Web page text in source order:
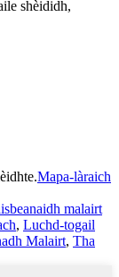
shèididh,
Mapa-làraich
malairt
, Luchd-togail
Malairt, Tha